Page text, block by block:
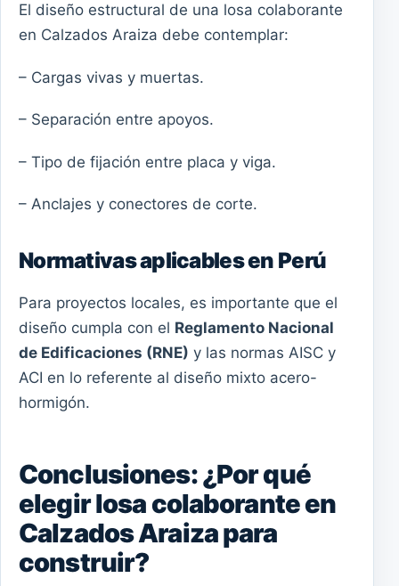
El diseño estructural de una losa colaborante
en Calzados Araiza debe contemplar:
– Cargas vivas y muertas.
– Separación entre apoyos.
– Tipo de fijación entre placa y viga.
– Anclajes y conectores de corte.
Normativas aplicables en Perú
Para proyectos locales, es importante que el
diseño cumpla con el Reglamento Nacional
de Edificaciones (RNE) y las normas AISC y
ACI en lo referente al diseño mixto acero-
hormigón.
Conclusiones: ¿Por qué
elegir losa colaborante en
Calzados Araiza para
construir?